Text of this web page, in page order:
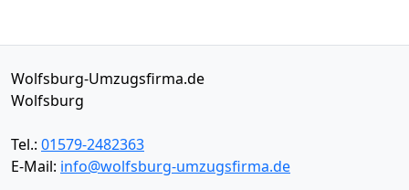
Wolfsburg-Umzugsfirma.de
Wolfsburg
Tel.: 01579-2482363
E-Mail: info@wolfsburg-umzugsfirma.de